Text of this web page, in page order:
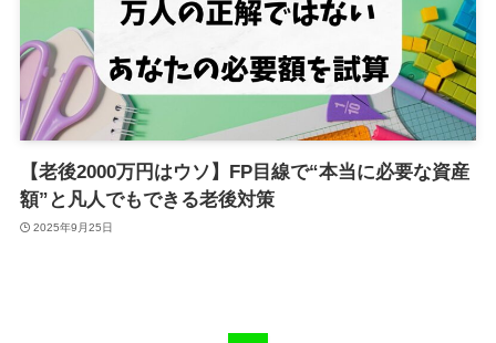
【老後2000万円はウソ】FP目線で“本当に必要な資産
額”と凡人でもできる老後対策
2025年9月25日